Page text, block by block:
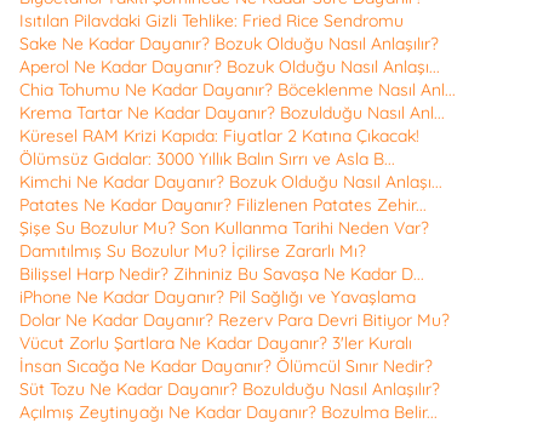
Isıtılan Pilavdaki Gizli Tehlike: Fried Rice Sendromu
Sake Ne Kadar Dayanır? Bozuk Olduğu Nasıl Anlaşılır?
Aperol Ne Kadar Dayanır? Bozuk Olduğu Nasıl Anlaşı...
Chia Tohumu Ne Kadar Dayanır? Böceklenme Nasıl Anl...
Krema Tartar Ne Kadar Dayanır? Bozulduğu Nasıl Anl...
Küresel RAM Krizi Kapıda: Fiyatlar 2 Katına Çıkacak!
Ölümsüz Gıdalar: 3000 Yıllık Balın Sırrı ve Asla B...
Kimchi Ne Kadar Dayanır? Bozuk Olduğu Nasıl Anlaşı...
Patates Ne Kadar Dayanır? Filizlenen Patates Zehir...
Şişe Su Bozulur Mu? Son Kullanma Tarihi Neden Var?
Damıtılmış Su Bozulur Mu? İçilirse Zararlı Mı?
Bilişsel Harp Nedir? Zihniniz Bu Savaşa Ne Kadar D...
iPhone Ne Kadar Dayanır? Pil Sağlığı ve Yavaşlama
Dolar Ne Kadar Dayanır? Rezerv Para Devri Bitiyor Mu?
Vücut Zorlu Şartlara Ne Kadar Dayanır? 3'ler Kuralı
İnsan Sıcağa Ne Kadar Dayanır? Ölümcül Sınır Nedir?
Süt Tozu Ne Kadar Dayanır? Bozulduğu Nasıl Anlaşılır?
Açılmış Zeytinyağı Ne Kadar Dayanır? Bozulma Belir...